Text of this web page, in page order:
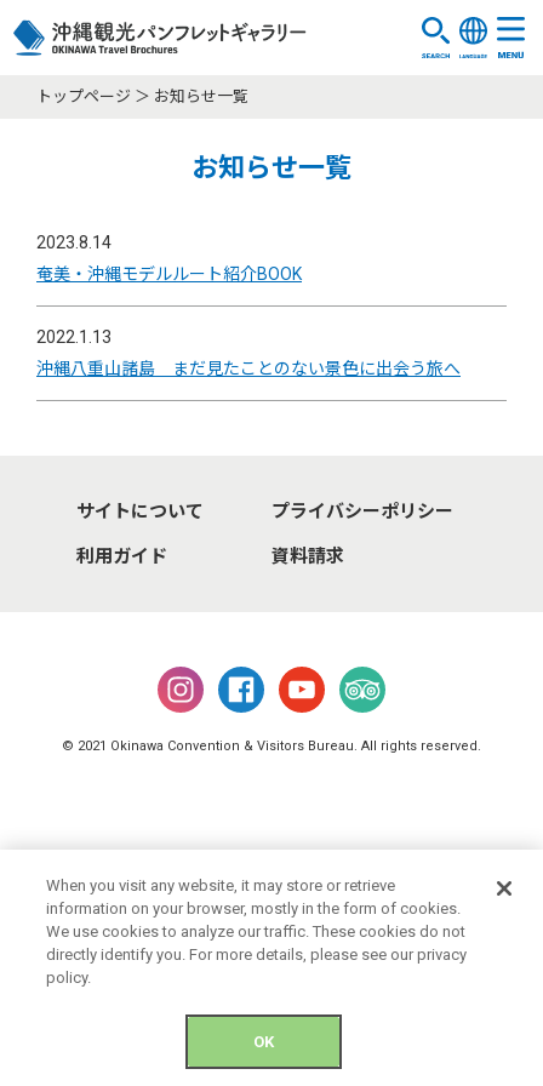
トップページ お知らせ一覧
お知らせ一覧
2023.8.14
奄美・沖縄モデルルート紹介BOOK
2022.1.13
沖縄八重山諸島 まだ見たことのない景色に出会う旅へ
サイトについて プライバシーポリシー
利用ガイド 資料請求
© 2021 Okinawa Convention & Visitors Bureau. All rights reserved.
When you visit any website, it may store or retrieve
information on your browser, mostly in the form of cookies.
We use cookies to analyze our traffic. These cookies do not
directly identify you. For more details, please see our privacy
policy.
OK